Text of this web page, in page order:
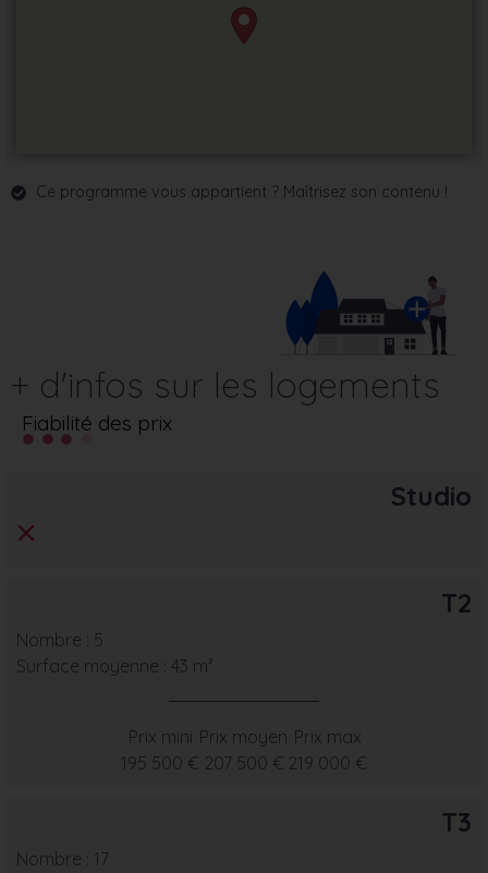
Ce programme vous appartient ? Maîtrisez son contenu !
+ d'infos sur les logements
Fiabilité des prix
Studio
T2
Nombre : 5
Surface moyenne : 43 m²
Prix mini
195 500 €
Prix moyen
207 500 €
Prix max
219 000 €
T3
Nombre : 17